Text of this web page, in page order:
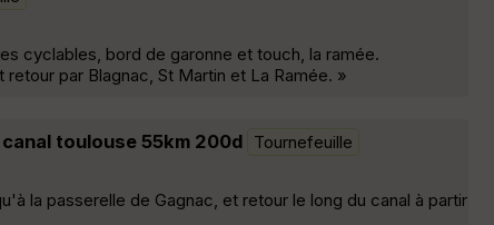
cyclables, bord de garonne et touch, la ramée.
par Blagnac, St Martin et La Ramée. »
toulouse 55km 200d Tournefeuille
la passerelle de Gagnac, et retour le long du canal à partir